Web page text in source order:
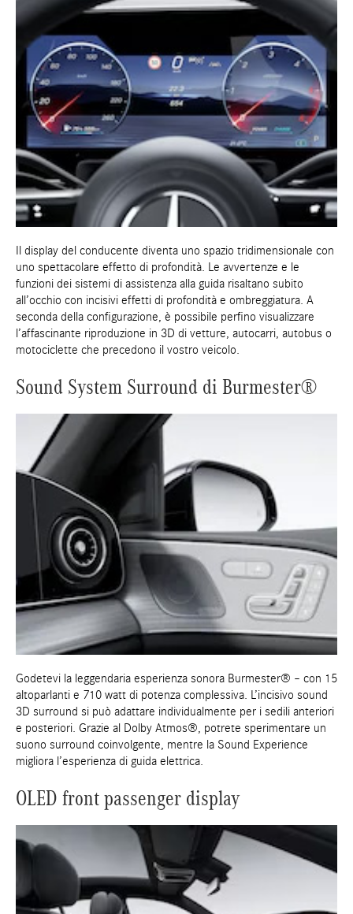
Il display del conducente diventa uno spazio tridimensionale con
uno spettacolare effetto di profondità. Le avvertenze e le
funzioni dei sistemi di assistenza alla guida risaltano subito
all’occhio con incisivi effetti di profondità e ombreggiatura. A
seconda della configurazione, è possibile perfino visualizzare
l’affascinante riproduzione in 3D di vetture, autocarri, autobus o
motociclette che precedono il vostro veicolo.
Sound System Surround di Burmester®
Godetevi la leggendaria esperienza sonora Burmester® – con 15
altoparlanti e 710 watt di potenza complessiva. L’incisivo sound
3D surround si può adattare individualmente per i sedili anteriori
e posteriori. Grazie al Dolby Atmos®, potrete sperimentare un
suono surround coinvolgente, mentre la Sound Experience
migliora l’esperienza di guida elettrica.
OLED front passenger display